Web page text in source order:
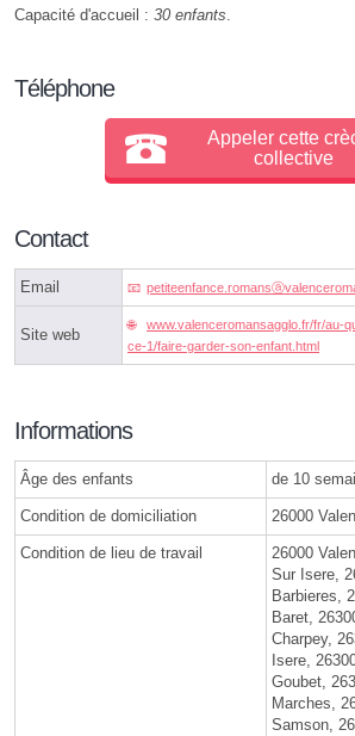
Capacité d'accueil : 30 enfants.
Téléphone
Appeler cette
collective
Contact
Email
Site web
www.valenceromansagglo.fr/fr/au-
ce-1/faire-garder-son-enfant.html
Informations
Âge des enfants de 10
Condition de domiciliation 26000
Condition de lieu de travail
26000
Sur Isere,
Barbieres,
Baret,
Charpey,
Isere,
Goubet,
Marches,
Samson,